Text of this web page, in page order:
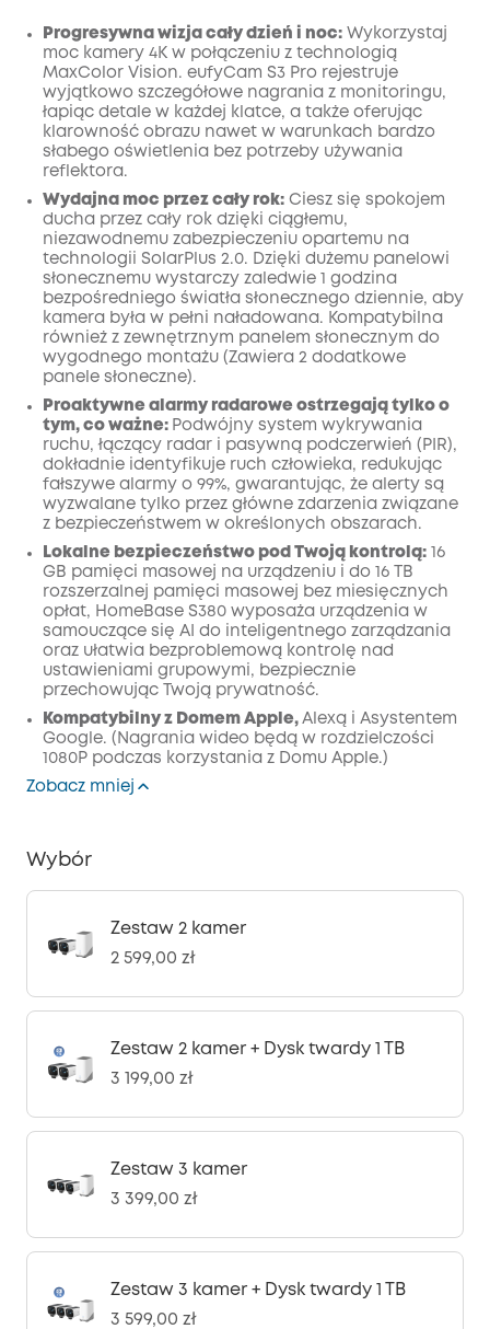
Wyłączony
Kod:
KOPIA
Progresywna wizja cały dzień i noc: Wykorzystaj
moc kamery 4K w połączeniu z technologią
MaxColor Vision. eufyCam S3 Pro rejestruje
wyjątkowo szczegółowe nagrania z monitoringu,
łapiąc detale w każdej klatce, a także oferując
klarowność obrazu nawet w warunkach bardzo
słabego oświetlenia bez potrzeby używania
reflektora.
Wydajna moc przez cały rok: Ciesz się spokojem
ducha przez cały rok dzięki ciągłemu,
niezawodnemu zabezpieczeniu opartemu na
technologii SolarPlus 2.0. Dzięki dużemu panelowi
słonecznemu wystarczy zaledwie 1 godzina
bezpośredniego światła słonecznego dziennie, aby
kamera była w pełni naładowana. Kompatybilna
również z zewnętrznym panelem słonecznym do
wygodnego montażu (Zawiera 2 dodatkowe
panele słoneczne).
Proaktywne alarmy radarowe ostrzegają tylko o
tym, co ważne: Podwójny system wykrywania
ruchu, łączący radar i pasywną podczerwień (PIR),
dokładnie identyfikuje ruch człowieka, redukując
fałszywe alarmy o 99%, gwarantując, że alerty są
wyzwalane tylko przez główne zdarzenia związane
z bezpieczeństwem w określonych obszarach.
Lokalne bezpieczeństwo pod Twoją kontrolą: 16
GB pamięci masowej na urządzeniu i do 16 TB
rozszerzalnej pamięci masowej bez miesięcznych
opłat, HomeBase S380 wyposaża urządzenia w
samouczące się AI do inteligentnego zarządzania
oraz ułatwia bezproblemową kontrolę nad
ustawieniami grupowymi, bezpiecznie
przechowując Twoją prywatność.
Kompatybilny z Domem Apple, Alexą i Asystentem
Google. (Nagrania wideo będą w rozdzielczości
1080P podczas korzystania z Domu Apple.)
Zobacz mniej
Wybór
Zestaw 2 kamer
2 599,00 zł
Zestaw 2 kamer + Dysk twardy 1 TB
3 199,00 zł
Zestaw 3 kamer
3 399,00 zł
Zestaw 3 kamer + Dysk twardy 1 TB
3 599,00 zł